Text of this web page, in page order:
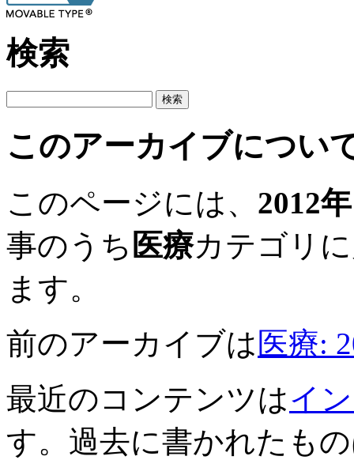
検索
このアーカイブについ
このページには、 2012
事のうち 医療カテゴリ
ます。
前のアーカイブは 医療:
最近のコンテンツはイ
す。過去に書かれたも